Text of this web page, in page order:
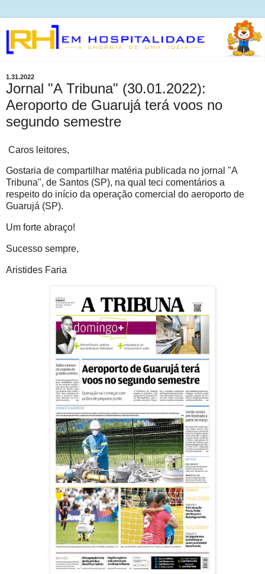
1.31.2022
Jornal "A Tribuna" (30.01.2022):
Aeroporto de Guarujá terá voos no
segundo semestre
Caros leitores,
Gostaria de compartilhar matéria publicada no jornal "A
Tribuna", de Santos (SP), na qual teci comentários a
respeito do início da operação comercial do aeroporto de
Guarujá (SP).
Um forte abraço!
Sucesso sempre,
Aristides Faria